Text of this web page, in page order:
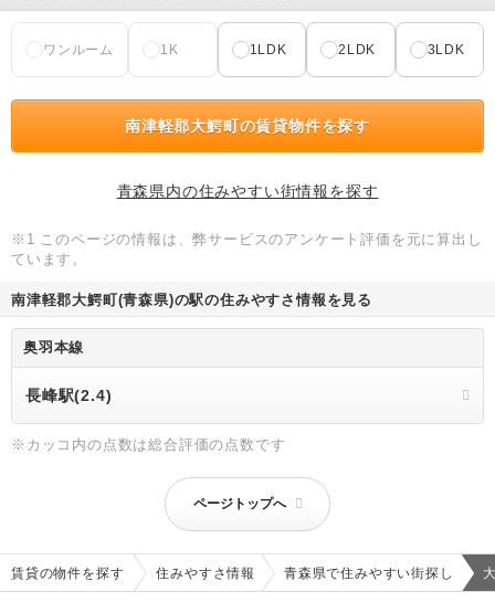
ワンルーム 1K 1LDK 2LDK 3LDK
南津軽郡大鰐町の賃貸物件を探す
青森県内の住みやすい街情報を探す
※1 このページの情報は、弊サービスのアンケート評価を元に算出し
ています。
南津軽郡大鰐町(青森県)の駅の住みやすさ情報を見る
奥羽本線
長峰駅(2.4)
※カッコ内の点数は総合評価の点数です
ページトップへ
賃貸の物件を探す 住みやすさ情報 青森県で住みやすい街探し